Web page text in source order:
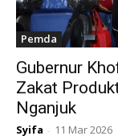
Pemda
Gubernur
Zakat
Nganjuk
Syifa - 11 Mar 2026